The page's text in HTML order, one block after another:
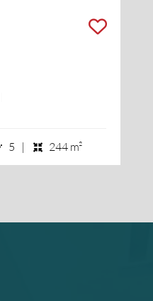
5 banheiros
5 | 244 m²